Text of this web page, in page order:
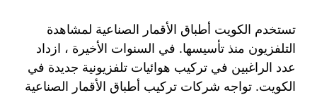
تستخدم الكويت أطباق الأقمار الصناعية لمشاهدة
التلفزيون منذ تأسيسها. في السنوات الأخيرة ، ازداد
عدد الراغبين في تركيب هوائيات تلفزيونية جديدة في
الكويت. تواجه شركات تركيب أطباق الأقمار الصناعية